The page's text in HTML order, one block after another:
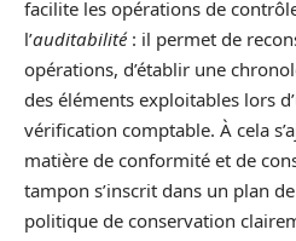
facilite les opérations de
l’auditabilité: il permet de
opérations, d’établir une
des éléments exploitables lors
vérification comptable. À cela
matière de conformité et de
tampon s’inscrit dans un plan
politique de conservation